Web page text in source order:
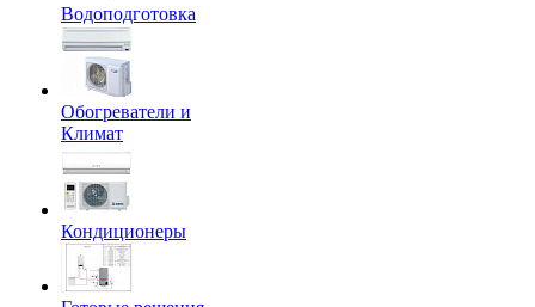
Водоподготовка
Обогреватели и
Климат
Кондиционеры